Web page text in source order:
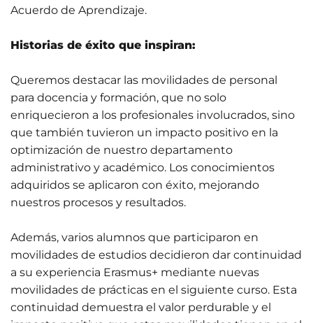
Acuerdo de Aprendizaje.
Historias de éxito que inspiran:
Queremos destacar las movilidades de personal
para docencia y formación, que no solo
enriquecieron a los profesionales involucrados, sino
que también tuvieron un impacto positivo en la
optimización de nuestro departamento
administrativo y académico. Los conocimientos
adquiridos se aplicaron con éxito, mejorando
nuestros procesos y resultados.
Además, varios alumnos que participaron en
movilidades de estudios decidieron dar continuidad
a su experiencia Erasmus+ mediante nuevas
movilidades de prácticas en el siguiente curso. Esta
continuidad demuestra el valor perdurable y el